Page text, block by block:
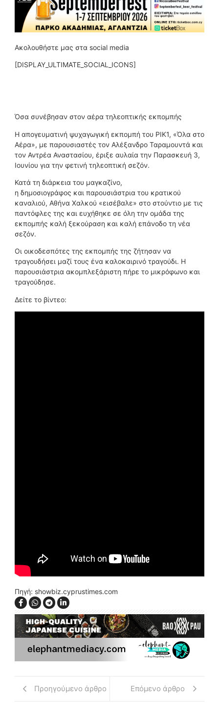
Ακολουθήστε μας στα social media
[DISPLAY_ULTIMATE_SOCIAL_ICONS]
Όσα συνέβησαν στον αέρα τηλεοπτικής εκπομπής
Η απογευματινή ψυχαγωγική εκπομπή του ΡΙΚ1, «Όλα στο
Αέρα», με παρουσιαστές τον Αλέξανδρο Ταραμουντά και
τον Αντρέα Αναστασίου, έριξε αυλαία την Παρασκευή 3,
Ιουνίου για την φετινή τηλεοπτική σεζόν.
Κατά τη διάρκεια του μαγκαζίνο,
η δημοσιογράφος και παρουσιάστρια του κρατικού
καναλιού, Αθήνα Χαλκού «εισέβαλε» στο στούντιο με τις
παντόφλες της και ευχήθηκε σε όλη την ομάδα της
εκπομπής καλή ξεκούραση και καλή επάνοδο τη νέα
σεζόν.
Οι οικοδεσπότες της εκπομπής της ζήτησαν να
τραγουδήσει μαζί τους ένα καλοκαιρινό τραγούδι. Η
παρουσιάστρια ακομπλεξάριστη πήρε το μικρόφωνο και
τραγούδησε.
Δείτε το βίντεο:
Πηγή: showbiz.cyprustimes.com
Προηγούμενο άρθρο Επόμενο άρθρο